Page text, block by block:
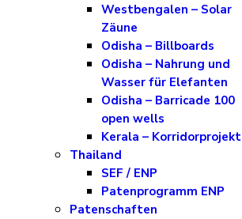
Westbengalen – Solar
Zäune
Odisha – Billboards
Odisha – Nahrung und
Wasser für Elefanten
Odisha – Barricade 100
open wells
Kerala – Korridorprojekt
Thailand
SEF / ENP
Patenprogramm ENP
Patenschaften